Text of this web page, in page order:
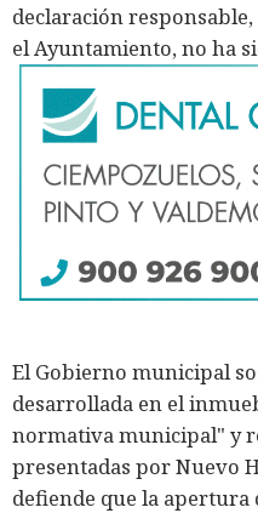
declaración
el Ayuntamiento, no ha
El Gobierno municipal
desarrollada en el
normativa municipal" y
presentadas por Nuevo
defiende que la apertura